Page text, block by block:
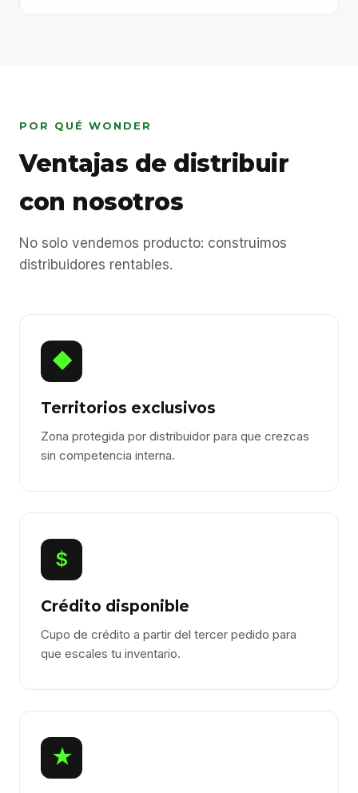
POR QUÉ WONDER
Ventajas de distribuir
con nosotros
No solo vendemos producto: construimos
distribuidores rentables.
◆
Territorios exclusivos
Zona protegida por distribuidor para que crezcas
sin competencia interna.
$
Crédito disponible
Cupo de crédito a partir del tercer pedido para
que escales tu inventario.
★